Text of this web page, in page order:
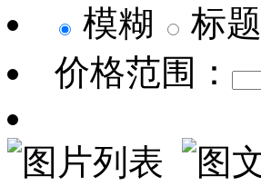
模糊
标题
价格范围：